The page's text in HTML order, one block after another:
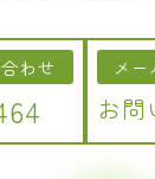
わせ メ
お